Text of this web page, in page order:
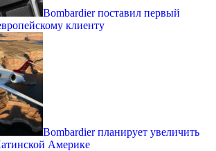
Bombardier поставил первый
клиенту
Bombardier планирует увеличить
Америке